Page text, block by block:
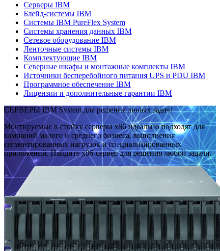
Серверы IBM
Блейд-системы IBM
Системы IBM PureFlex System
Системы хранения данных IBM
Сетевое оборудование IBM
Ленточные системы IBM
Комплектующие IBM
Северные шкафы и монтажные комплекты IBM
Источники бесперебойного питания UPS и PDU IBM
Программное обеспечение IBM
Лицензии и дополнительные гарантии IBM
СЕРВЕРЫ IBM System для решения любых задач!
Монтируемые в стойку серверы x86 идеально подходят для
компаний малого и среднего бизнеса, выполнения
сегментированных нагрузок и специализированных
приложений. Найдите x86-сервер для решения любой задачи.